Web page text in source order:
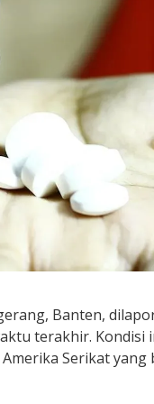
Banten,
terakhir. Kondisi
Serikat yang